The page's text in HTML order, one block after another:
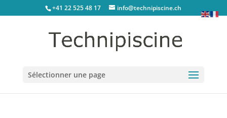
+41 22 525 48 17 info@technipiscine.ch
Sélectionner une page